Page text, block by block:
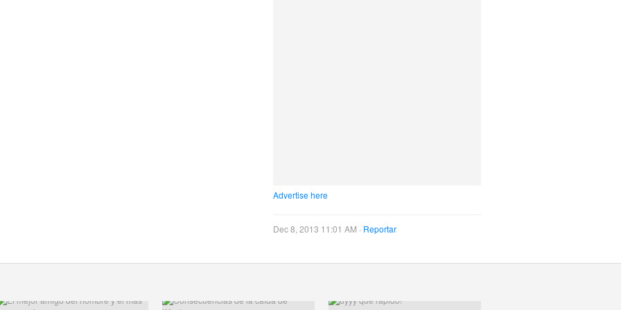
Advertise here
Dec 8, 2013 11:01 AM · Reportar